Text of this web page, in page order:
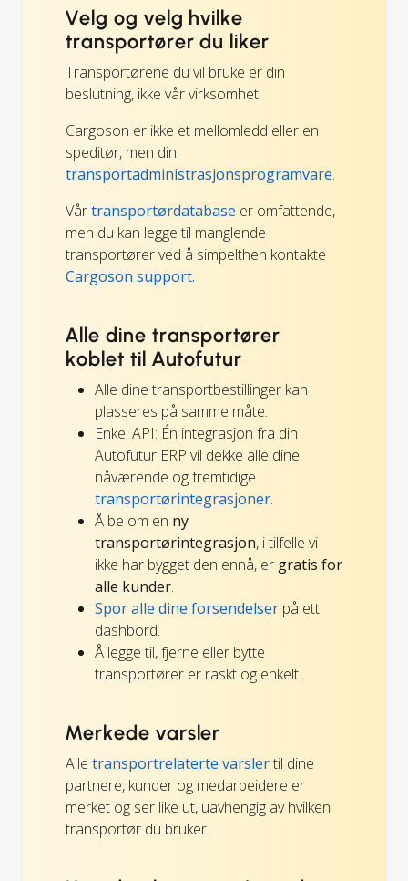
Velg og velg hvilke
transportører du liker
Transportørene du vil bruke er din
beslutning, ikke vår virksomhet.
Cargoson er ikke et mellomledd eller en
speditør, men din
transportadministrasjonsprogramvare.
Vårtransportørdatabase er omfattende,
men du kan legge til manglende
transportører ved å simpelthen kontakte
Cargoson support.
Alle dine transportører
koblet til Autofutur
Alle dine transportbestillinger kan
plasseres på samme måte.
Enkel API: Én integrasjon fra din
Autofutur ERP vil dekke alle dine
nåværende og fremtidige
transportørintegrasjoner.
Å be om en ny
transportørintegrasjon, i tilfelle vi
ikke har bygget den ennå, er gratis for
alle kunder.
Spor alle dine forsendelser på ett
dashbord.
Å legge til, fjerne eller bytte
transportører er raskt og enkelt.
Merkede varsler
Alle transportrelaterte varslertil dine
partnere, kunder og medarbeidere er
merket og ser like ut, uavhengig av hvilken
transportør du bruker.